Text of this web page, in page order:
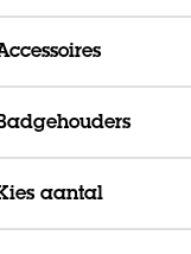
aantal